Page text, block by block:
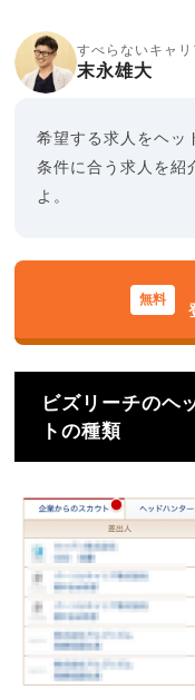
すべらないキャ
末永雄大
希望する求人をヘッ
条件に合う求人を紹
よ。
ビズリーチのヘ
トの種類